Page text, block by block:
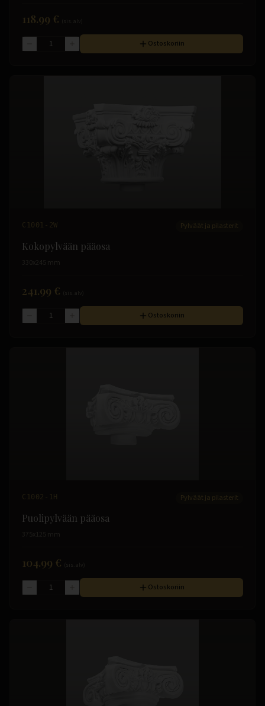
118.99 €
Ostoskoriin
C1001-2W Pylväät ja pilasterit
Kokopylvään pääosa
330x245 mm
241.99 €
Ostoskoriin
C1002-1H Pylväät ja pilasterit
Puolipylvään pääosa
375x125 mm
104.99 €
Ostoskoriin